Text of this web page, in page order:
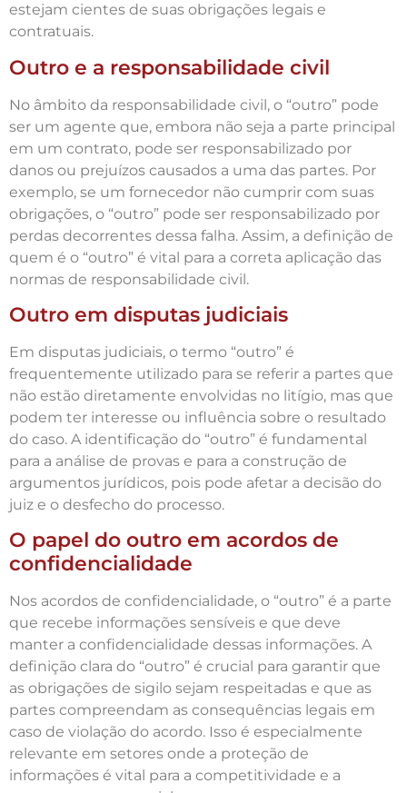
estejam cientes de suas obrigações legais e
contratuais.
Outro e a responsabilidade civil
No âmbito da responsabilidade civil, o “outro” pode
ser um agente que, embora não seja a parte principal
em um contrato, pode ser responsabilizado por
danos ou prejuízos causados a uma das partes. Por
exemplo, se um fornecedor não cumprir com suas
obrigações, o “outro” pode ser responsabilizado por
perdas decorrentes dessa falha. Assim, a definição de
quem é o “outro” é vital para a correta aplicação das
normas de responsabilidade civil.
Outro em disputas judiciais
Em disputas judiciais, o termo “outro” é
frequentemente utilizado para se referir a partes que
não estão diretamente envolvidas no litígio, mas que
podem ter interesse ou influência sobre o resultado
do caso. A identificação do “outro” é fundamental
para a análise de provas e para a construção de
argumentos jurídicos, pois pode afetar a decisão do
juiz e o desfecho do processo.
O papel do outro em acordos de
confidencialidade
Nos acordos de confidencialidade, o “outro” é a parte
que recebe informações sensíveis e que deve
manter a confidencialidade dessas informações. A
definição clara do “outro” é crucial para garantir que
as obrigações de sigilo sejam respeitadas e que as
partes compreendam as consequências legais em
caso de violação do acordo. Isso é especialmente
relevante em setores onde a proteção de
informações é vital para a competitividade e a